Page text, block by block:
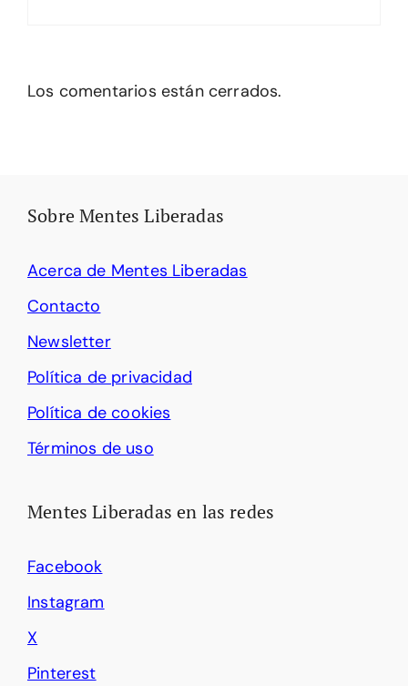
Los comentarios están cerrados.
Sobre Mentes Liberadas
Acerca de Mentes Liberadas
Contacto
Newsletter
Política de privacidad
Política de cookies
Términos de uso
Mentes Liberadas en las redes
Facebook
Instagram
X
Pinterest